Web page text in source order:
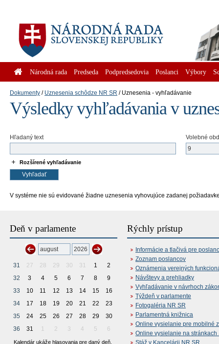
Národná rada Predseda Podpredsedovia Poslanci Výbory
Dokumenty Uznesenia schôdze NR SR Uznesenia - vyhľadávanie
Výsledky vyhľadávania v
Hľadaný text Volebné
Rozšírené vyhľadávanie
V systéme nie sú evidované žiadne uznesenia vyhovujúce zadanej
Deň v parlamente
31 27 28 29 30 31 1
2
32
3 4 5 6 7 8
9
33
10 11 12 13 14 15
16
34
17 18 19 20 21 22
23
35
24 25 26 27 28 29
30
36
31 1 2 3 4 5 6
Kalendár ukáže hlasovania pre daný deň.
Rýchly prístup
Informácie a tlačivá pre
Zoznam poslancov
Oznámenia verejných
Návštevy a prehliadky
Vyhľadávanie v návrhoch
Týždeň v parlamente
Fotogaléria NR SR
Parlamentná knižnica
Online vysielanie pre mobilné
Online vysielanie na stránkach
Stáž v Kancelárii NR SR